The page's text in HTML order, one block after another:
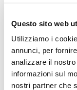
Questo sito web
Utilizziamo i
annunci, per
analizzare il
informazioni sul
nostri partner che